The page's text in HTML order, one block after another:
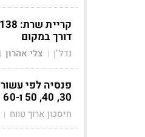
דורך במקום
נדל"ן | צלי אהרון |
30, 40, 50 ו-60
חיסכון ארוך טווח |